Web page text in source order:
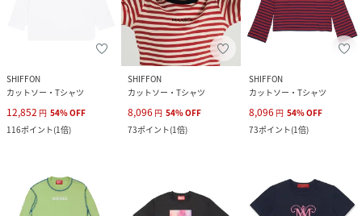
SHIFFON
カットソー・Tシャツ
12,852 円 54%OFF
116ポイント(1倍)
SHIFFON
カットソー・Tシャツ
8,096 円 54%OFF
73ポイント(1倍)
SHIFFON
カットソー・Tシャツ
8,096 円 54%OFF
73ポイント(1倍)